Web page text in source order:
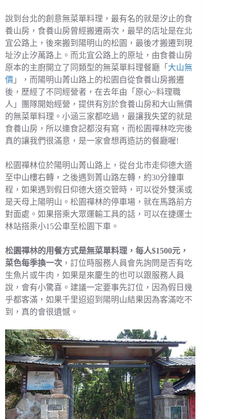
說到台北的創意無菜單料理，最有名的就是汐止的食
養山房，食養山房曾經搬遷兩次，最早的店址是在北
宜公路上，後來搬到陽明山的松園，最後才搬遷到現
址汐止汐萬路上。而北宜公路上的原址，由食養山房
原本的主廚開立了同類型的無菜單料理餐廳「 大山無
價 」，而陽明山菁山路上的松園自從食養山房搬遷
後，歷經了不同經營者，在去年由「原心~料理職
人」團隊開始經營，提供有別於食養山房和大山無價
的無菜單料理。小涵三家都吃過，最讓我失望的就是
食養山房，所以連食記都沒有寫，而松園禪林吃完後
真的讓我們很滿意，是一家會想再造訪的餐廳喔!
松園禪林位於陽明山菁山路上，從台北市走仰德大道
至中山樓右轉，之後遇到菁山路左轉，約30分鐘車
程，如果遇到假日仰德大道交管時，可以從外雙溪或
是天母上陽明山。松園禪林的停車場，就在馬路前方
對面處。如果搭乘大眾運輸工具的話，可以在捷運士
林站搭乘小15公車至松園下車。
松園禪林的用餐方式是無菜單料理，每人$1500元，
菜色每季換一次 ，訂位時服務人員會先詢問是否有吃
生魚片或牛肉，如果是來慶生的也可以跟服務人員
說，會有小驚喜。建議一定要事先訂位，因為假日幾
乎都客滿，如果千里迢迢到陽明山結果因為客滿吃不
到，真的會很遺憾。